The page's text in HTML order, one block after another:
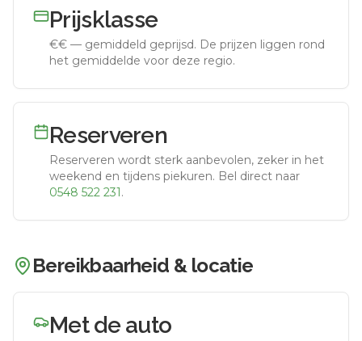
Prijsklasse
€€ — gemiddeld geprijsd. De prijzen liggen rond
het gemiddelde voor deze regio.
Reserveren
Reserveren wordt sterk aanbevolen, zeker in het
weekend en tijdens piekuren. Bel direct naar
0548 522 231.
Bereikbaarheid & locatie
Met de auto